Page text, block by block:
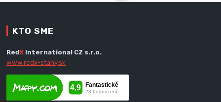
KTO SME
RedX International CZ s.r.o.
www.redx-stany.sk